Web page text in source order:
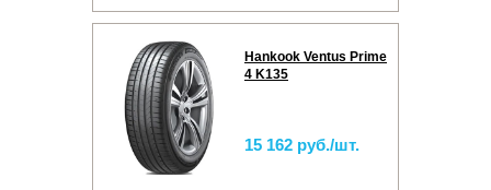
Hankook Ventus Prime
4 K135
15 162 руб./шт.